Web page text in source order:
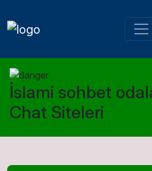
İslami sohbet
Chat Siteleri